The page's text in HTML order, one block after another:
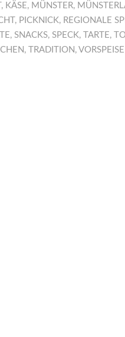
, KÄSE, MÜNSTER,
, PICKNICK, REGIONALE
, SNACKS, SPECK, TARTE,
, TRADITION , VORSPEISE